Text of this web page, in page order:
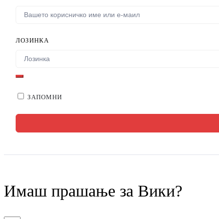
ЛОЗИНКА
ЗАПОМНИ
Имаш прашање за Вики?